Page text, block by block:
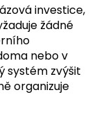
investice,
žádné
nebo v
systém zvýšit
organizuje